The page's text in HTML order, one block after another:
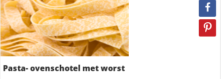
Pasta- ovenschotel met worst